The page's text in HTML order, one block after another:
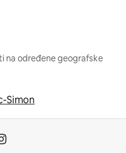
na određene geografske
Simon